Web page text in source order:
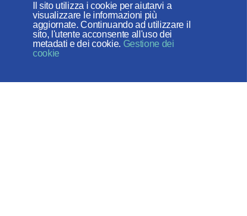
Il sito utilizza i cookie per aiutarvi a
visualizzare le informazioni più
aggiornate. Continuando ad utilizzare il
sito, l'utente acconsente all'uso dei
metadati e dei cookie. Gestione dei
cookie
Фонда поддержки христианской
культуры и наследия